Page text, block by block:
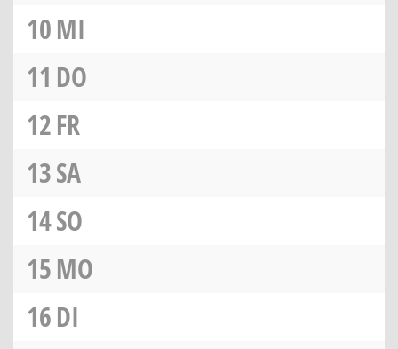
10MI
11 DO
12FR
13SA
14SO
15MO
16DI